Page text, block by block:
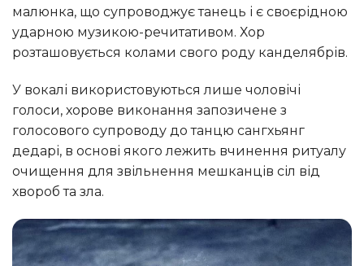
малюнка, що супроводжує танець і є своєрідною
ударною музикою-речитативом. Хор
розташовується колами свого роду канделябрів.
У вокалі використовуються лише чоловічі
голоси, хорове виконання запозичене з
голосового супроводу до танцю сангхьянг
дедарі, в основі якого лежить вчинення ритуалу
очищення для звільнення мешканців сіл від
хвороб та зла.